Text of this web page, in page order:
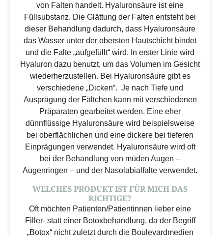
von Falten handelt. Hyaluronsäure ist eine
Füllsubstanz. Die Glättung der Falten entsteht bei
dieser Behandlung dadurch, dass Hyaluronsäure
das Wasser unter der obersten Hautschicht bindet
und die Falte „aufgefüllt“ wird. In erster Linie wird
Hyaluron dazu benutzt, um das Volumen im Gesicht
wiederherzustellen. Bei Hyaluronsäure gibt es
verschiedene „Dicken“. Je nach Tiefe und
Ausprägung der Fältchen kann mit verschiedenen
Präparaten gearbeitet werden. Eine eher
dünnflüssige Hyaluronsäure wird beispielsweise
bei oberflächlichen und eine dickere bei tieferen
Einprägungen verwendet. Hyaluronsäure wird oft
bei der Behandlung von müden Augen –
Augenringen – und der Nasolabialfalte verwendet.
WELCHES PRODUKT IST FÜR MICH DAS
RICHTIGE?
Oft möchten Patienten/Patientinnen lieber eine
Filler- statt einer Botoxbehandlung, da der Begriff
„Botox“ nicht zuletzt durch die Boulevardmedien